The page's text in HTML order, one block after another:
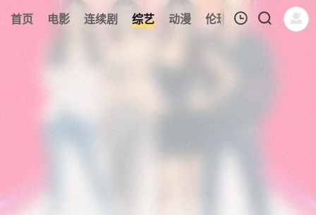
首页 电影 连续剧 综艺 动漫 伦理片 今日更新
191
暂无观看影片的记录